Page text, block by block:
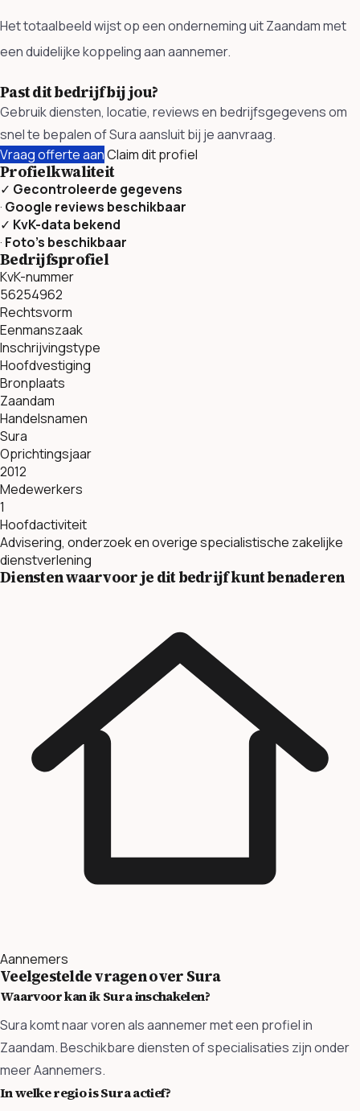
Het totaalbeeld wijst op een onderneming uit Zaandam met
een duidelijke koppeling aan aannemer.
Past dit bedrijf bij jou?
Gebruik diensten, locatie, reviews en bedrijfsgegevens om
snel te bepalen of Sura aansluit bij je aanvraag.
Vraag offerte aanClaim dit profiel
Profielkwaliteit
✓ Gecontroleerde gegevens
· Google reviews beschikbaar
✓ KvK-data bekend
· Foto’s beschikbaar
Bedrijfsprofiel
KvK-nummer
56254962
Rechtsvorm
Eenmanszaak
Inschrijvingstype
Hoofdvestiging
Bronplaats
Zaandam
Handelsnamen
Sura
Oprichtingsjaar
2012
Medewerkers
1
Hoofdactiviteit
Advisering, onderzoek en overige specialistische zakelijke
dienstverlening
Diensten waarvoor je dit bedrijf kunt benaderen
Aannemers
Veelgestelde vragen over Sura
Waarvoor kan ik Sura inschakelen?
Sura komt naar voren als aannemer met een profiel in
Zaandam. Beschikbare diensten of specialisaties zijn onder
meer Aannemers.
In welke regio is Sura actief?